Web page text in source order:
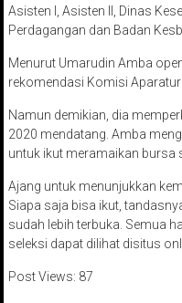
Asisten I, Asisten II, Dinas
Perdagangan dan Badan
Menurut Umarudin Amba
rekomendasi Komisi Aparatur
Namun demikian, dia
2020 mendatang. Amba
untuk ikut meramaikan bursa
Ajang untuk menunjukkan
Siapa saja bisa ikut,
sudah lebih terbuka. Semua
seleksi dapat dilihat disitus
Post Views: 87